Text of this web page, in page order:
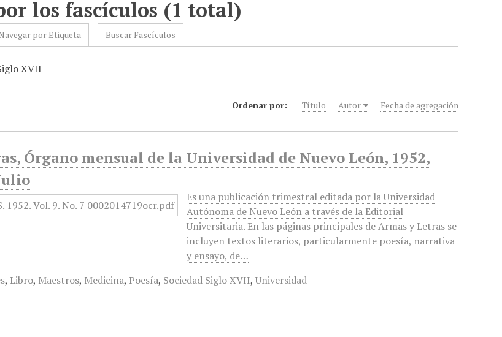
los fascículos (1 total)
por Etiqueta Buscar Fascículos
XVII
Ordenar por: Título Autor Fecha de agregación
Órgano mensual de la Universidad de Nuevo León, 1952,
Es una publicación trimestral editada por la Universidad
Autónoma de Nuevo León a través de la Editorial
Universitaria. En las páginas principales de Armas y Letras se
incluyen textos literarios, particularmente poesía, narrativa
y ensayo, de…
, Libro, Maestros, Medicina, Poesía, Sociedad Siglo XVII,Universidad